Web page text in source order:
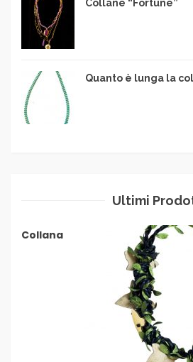
Collane “Fortune”
Quanto è lunga la
Ultimi
Collana